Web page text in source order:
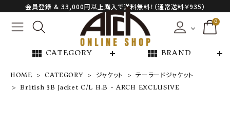
会員登録 & 33,000円以上購入で送料無料！（通常送料￥935）
0
view_module CATEGORY view_module BRAND
HOME CATEGORY ジャケット
テーラードジャケット
British 3B Jacket C/L H.B - ARCH EXCLUSIVE